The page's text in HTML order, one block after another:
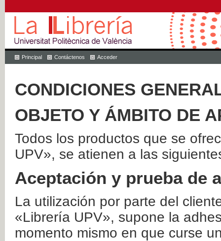
Principal Contáctenos Acceder
CONDICIONES
OBJETO Y ÁMBITO DE
Todos los productos que se
UPV», se atienen a las
Aceptación y prueba de
La utilización por parte del
«Librería UPV», supone la
momento mismo en que curse